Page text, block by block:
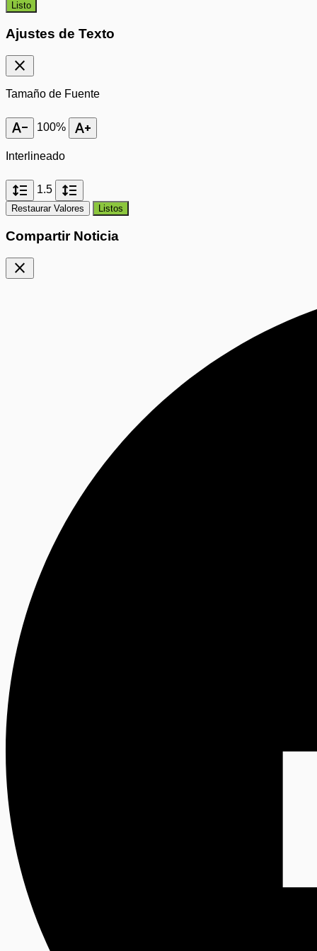
Listo
Ajustes de Texto
close
Tamaño de Fuente
text_decrease 100% text_increase
Interlineado
format_line_spacing 1.5 format_line_spacing
Restaurar Valores Listos
Compartir Noticia
close